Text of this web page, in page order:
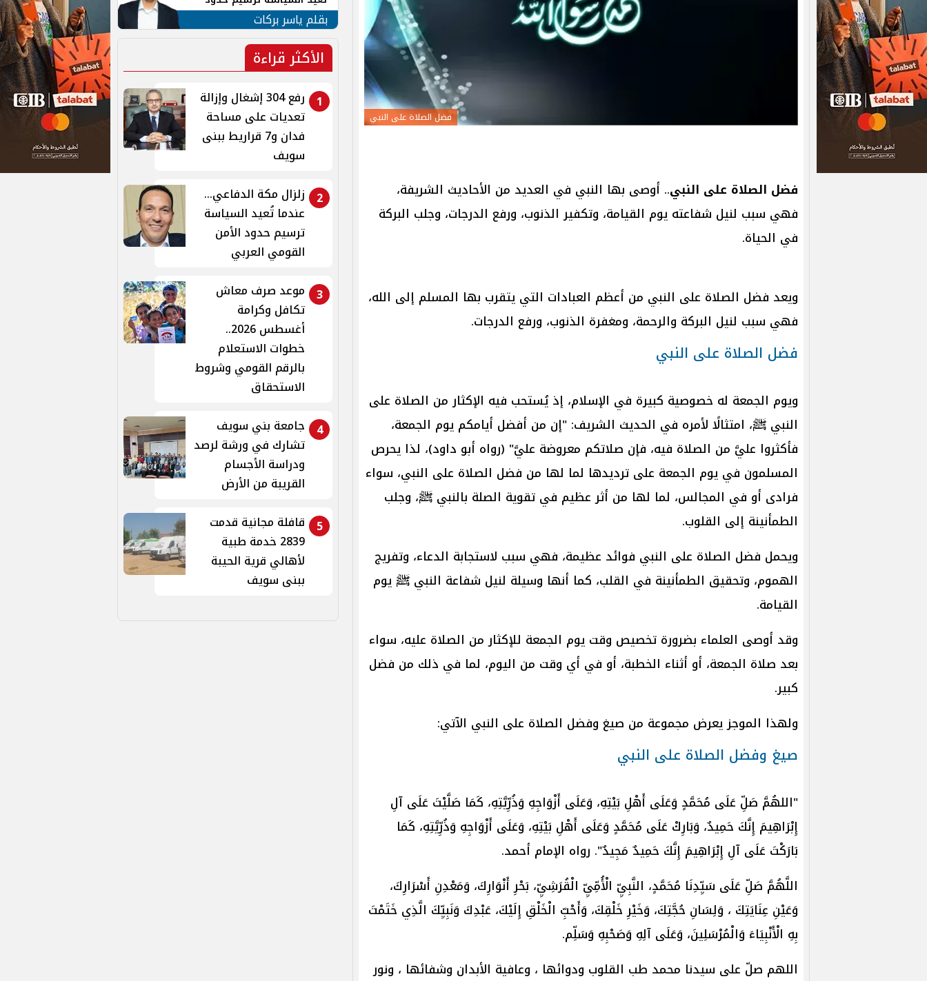
فضل الصلاة على النبي
فضل الصلاة على النبي.. أوصى بها النبي في العديد من الأحاديث الشريفة،
فهي سبب لنيل شفاعته يوم القيامة، وتكفير الذنوب، ورفع الدرجات، وجلب البركة
في الحياة.
ويعد فضل الصلاة على النبي من أعظم العبادات التي يتقرب بها المسلم إلى الله،
فهي سبب لنيل البركة والرحمة، ومغفرة الذنوب، ورفع الدرجات.
فضل الصلاة على النبي
ويوم الجمعة له خصوصية كبيرة في الإسلام، إذ يُستحب فيه الإكثار من الصلاة على
النبي ﷺ، امتثالًا لأمره في الحديث الشريف: "إن من أفضل أيامكم يوم الجمعة،
فأكثروا عليَّ من الصلاة فيه، فإن صلاتكم معروضة عليَّ" (رواه أبو داود)، لذا يحرص
المسلمون في يوم الجمعة على ترديدها لما لها من فضل الصلاة على النبي، سواء
فرادى أو في المجالس، لما لها من أثر عظيم في تقوية الصلة بالنبي ﷺ، وجلب
الطمأنينة إلى القلوب.
ويحمل فضل الصلاة على النبي فوائد عظيمة، فهي سبب لاستجابة الدعاء، وتفريج
الهموم، وتحقيق الطمأنينة في القلب، كما أنها وسيلة لنيل شفاعة النبي ﷺ يوم
القيامة.
وقد أوصى العلماء بضرورة تخصيص وقت يوم الجمعة للإكثار من الصلاة عليه، سواء
بعد صلاة الجمعة، أو أثناء الخطبة، أو في أي وقت من اليوم، لما في ذلك من فضل
كبير.
ولهذا الموجز يعرض مجموعة من صيغ وفضل الصلاة على النبي الآتي:
صيغ وفضل الصلاة على النبي
"‌اللهُمَّ ‌صَلِّ ‌عَلَى ‌مُحَمَّدٍ ‌وَعَلَى ‌أَهْلِ ‌بَيْتِهِ، ‌وَعَلَى ‌أَزْوَاجِهِ وَذُرِّيَّتِهِ، كَمَا صَلَّيْتَ عَلَى آلِ
إِبْرَاهِيمَ إِنَّكَ حَمِيدٌ، وَبَارِكْ عَلَى مُحَمَّدٍ وَعَلَى أَهْلِ بَيْتِهِ، وَعَلَى أَزْوَاجِهِ وَذُرِّيَّتِهِ، كَمَا
بَارَكْتَ عَلَى آلِ إِبْرَاهِيمَ إِنَّكَ حَمِيدٌ مَجِيدٌ". رواه الإمام أحمد.
اللَّهُمَّ صَلِّ عَلَى سَيِّدِنَا مُحَمَّدٍ، النَّبِيِّ الْأُمِّيِّ الْقُرَشِيِّ، بَحْرِ أَنْوَارِكَ، وَمَعْدِنِ أَسْرَارِكَ،
وَعَيْنِ عِنَايَتِكَ ، وَلِسَانِ حُجَّتِكَ، وَخَيْرِ خَلْقِكَ، وَأَحْبِّ الْخَلْقِ إِلَيْكَ، عَبْدِكَ وَنَبِيِّكَ الَّذِي خَتَمْتَ
بِهِ الْأَنْبِيَاءَ وَالْمُرْسَلِينَ، وَعَلَى آلِهِ وَصَحْبِهِ وَسَلِّم.
اللهم صلّ على سيدنا محمد طب القلوب ودوائها ، وعافية الأبدان وشفائها ، ونور
الأمن القومي العربي
بقلم ياسر بركات
الأكثر قراءة
1
رفع 304 إشغال وإزالة
تعديات على مساحة
فدان و7 قراريط ببنى
سويف
2
زلزال مكة الدفاعي...
عندما تُعيد السياسة
ترسيم حدود الأمن
القومي العربي
3 موعد صرف معاش
تكافل وكرامة
أغسطس 2026..
خطوات الاستعلام
بالرقم القومي وشروط
الاستحقاق
4
جامعة بني سويف
تشارك في ورشة لرصد
ودراسة الأجسام
القريبة من الأرض
5
قافلة مجانية قدمت
2839 خدمة طبية
لأهالي قرية الحيبة
ببنى سويف